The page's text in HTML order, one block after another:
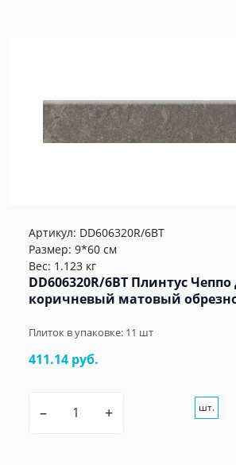
Артикул: DD606320R/6BT
Размер: 9*60 см
Вес: 1.123 кг
DD606320R/6BT Плинтус
коричневый матовый
Плиток в упаковке: 11 шт
411.14 руб.
– + шт.